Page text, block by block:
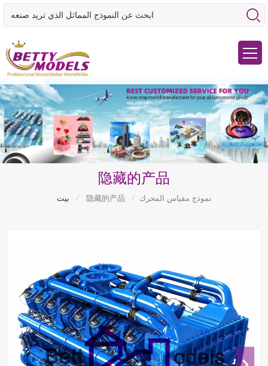
隐藏的产品
بيت / 隐藏的产品 / نموذج مقياس المحرك